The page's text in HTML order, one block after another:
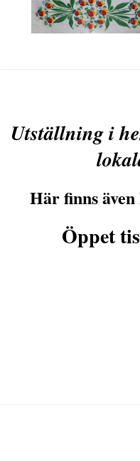
Utställning i
Här finns
Öppet